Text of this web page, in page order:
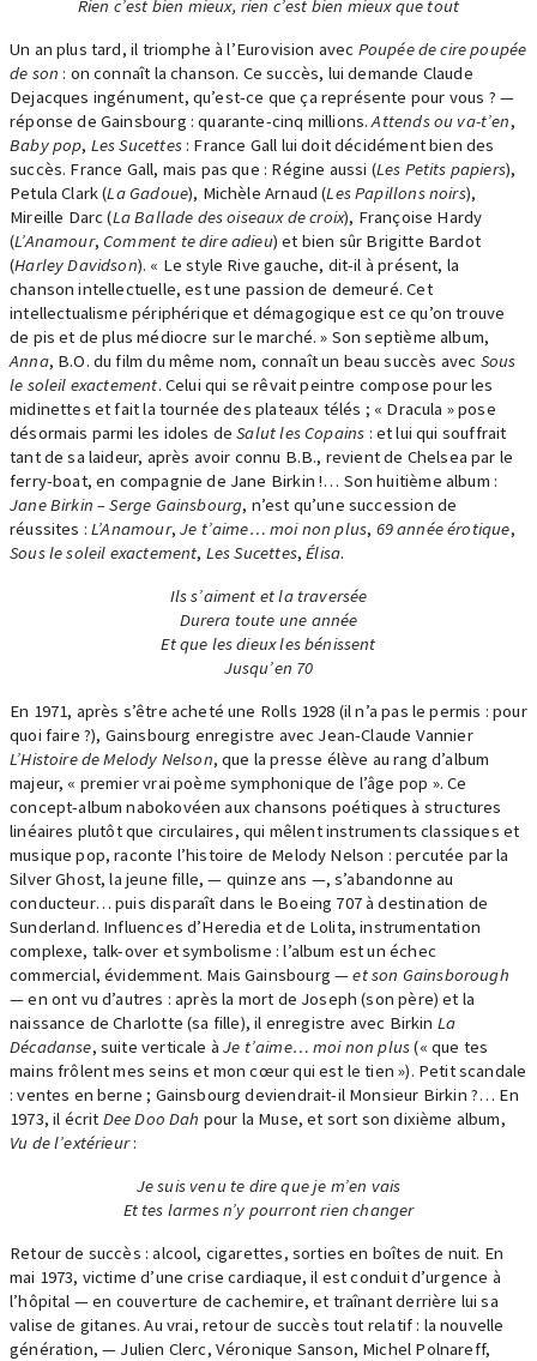
Rien c’est bien mieux, rien c’est bien mieux que tout
Un an plus tard, il triomphe à l’Eurovision avec Poupée de cire poupée
de son : on connaît la chanson. Ce succès, lui demande Claude
Dejacques ingénument, qu’est-ce que ça représente pour vous ? —
réponse de Gainsbourg : quarante-cinq millions.Attends ou va-t’en,
Baby pop, Les Sucettes: France Gall lui doit décidément bien des
succès. France Gall, mais pas que : Régine aussi (Les Petits papiers),
Petula Clark (La Gadoue), Michèle Arnaud (Les Papillons noirs),
Mireille Darc (La Ballade des oiseaux de croix), Françoise Hardy
(L’Anamour,Comment te dire adieu) et bien sûr Brigitte Bardot
(Harley Davidson). « Le style Rive gauche, dit-il à présent, la
chanson intellectuelle, est une passion de demeuré. Cet
intellectualisme périphérique et démagogique est ce qu’on trouve
de pis et de plus médiocre sur le marché. » Son septième album,
Anna, B.O. du film du même nom, connaît un beau succès avec Sous
le soleil exactement. Celui qui se rêvait peintre compose pour les
midinettes et fait la tournée des plateaux télés ; « Dracula » pose
désormais parmi les idoles deSalut les Copains : et lui qui souffrait
tant de sa laideur, après avoir connu B.B., revient de Chelsea par le
ferry-boat, en compagnie de Jane Birkin !… Son huitième album :
Jane Birkin – Serge Gainsbourg, n’est qu’une succession de
réussites :L’Anamour,Je t’aime… moi non plus, 69 année érotique,
Sous le soleil exactement, Les Sucettes,Élisa.
Ils s’aiment et la traversée
Durera toute une année
Et que les dieux les bénissent
Jusqu’en 70
En 1971, après s’être acheté une Rolls 1928 (il n’a pas le permis : pour
quoi faire ?), Gainsbourg enregistre avec Jean-Claude Vannier
L’Histoire de Melody Nelson, que la presse élève au rang d’album
majeur, « premier vrai poème symphonique de l’âge pop ». Ce
concept-album nabokovéen aux chansons poétiques à structures
linéaires plutôt que circulaires, qui mêlent instruments classiques et
musique pop, raconte l’histoire de Melody Nelson : percutée par la
Silver Ghost, la jeune fille, — quinze ans —, s’abandonne au
conducteur… puis disparaît dans le Boeing 707 à destination de
Sunderland. Influences d’Heredia et de Lolita, instrumentation
complexe, talk-over et symbolisme : l’album est un échec
commercial, évidemment. Mais Gainsbourg —et son Gainsborough
— en ont vu d’autres : après la mort de Joseph (son père) et la
naissance de Charlotte (sa fille), il enregistre avec Birkin La
Décadanse, suite verticale àJe t’aime… moi non plus(« que tes
mains frôlent mes seins et mon cœur qui est le tien »). Petit scandale
: ventes en berne ; Gainsbourg deviendrait-il Monsieur Birkin ?… En
1973, il écrit Dee Doo Dah pour la Muse, et sort son dixième album,
Vu de l’extérieur:
Je suis venu te dire que je m’en vais
Et tes larmes n’y pourront rien changer
Retour de succès : alcool, cigarettes, sorties en boîtes de nuit. En
mai 1973, victime d’une crise cardiaque, il est conduit d’urgence à
l’hôpital — en couverture de cachemire, et traînant derrière lui sa
valise de gitanes. Au vrai, retour de succès tout relatif : la nouvelle
génération, — Julien Clerc, Véronique Sanson, Michel Polnareff,